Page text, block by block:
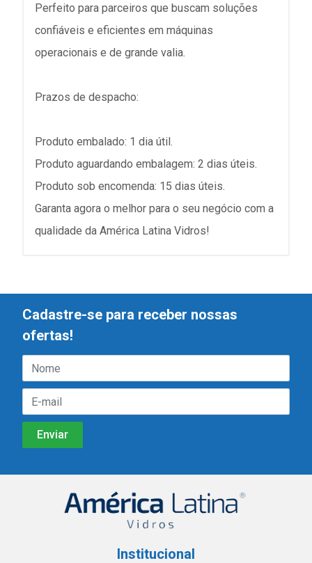
Perfeito para parceiros que buscam soluções
confiáveis e eficientes em máquinas
operacionais e de grande valia.
Prazos de despacho:
Produto embalado: 1 dia útil.
Produto aguardando embalagem: 2 dias úteis.
Produto sob encomenda: 15 dias úteis.
Garanta agora o melhor para o seu negócio com a
qualidade da América Latina Vidros!
Cadastre-se para receber nossas
ofertas!
Institucional